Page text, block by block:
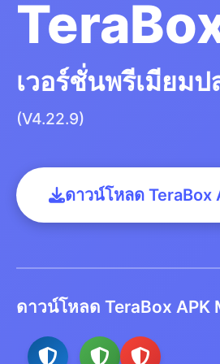
เวอร์ชั่นพรีเมียม
(V4.22.9)
ดาวน์โหลด TeraBox
ดาวน์โหลด TeraBox APK